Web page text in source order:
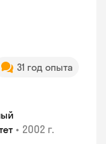
31 год опыта
• 2002 г.